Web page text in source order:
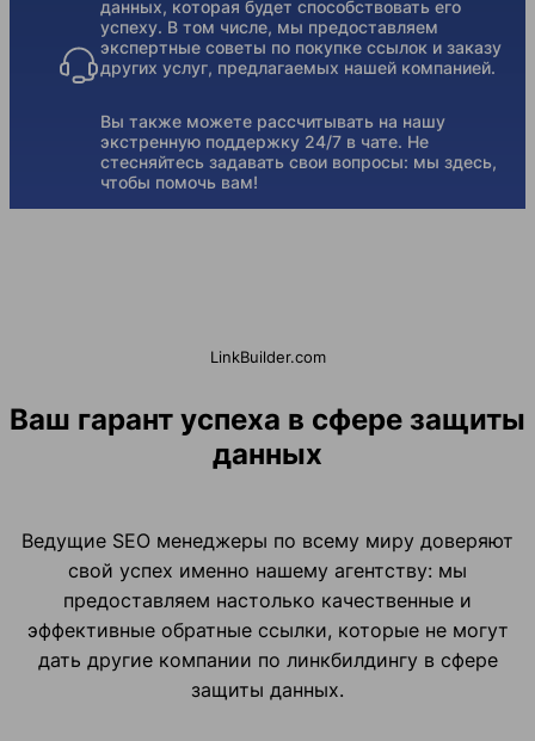
данных, которая будет способствовать его
успеху. В том числе, мы предоставляем
экспертные советы по покупке ссылок и заказу
других услуг, предлагаемых нашей компанией.
Вы также можете рассчитывать на нашу
экстренную поддержку 24/7 в чате. Не
стесняйтесь задавать свои вопросы: мы здесь,
чтобы помочь вам!
LinkBuilder.com
Ваш гарант успеха в сфере защиты
данных
Ведущие SEO менеджеры по всему миру доверяют
свой успех именно нашему агентству: мы
предоставляем настолько качественные и
эффективные обратные ссылки, которые не могут
дать другие компании по линкбилдингу в сфере
защиты данных.